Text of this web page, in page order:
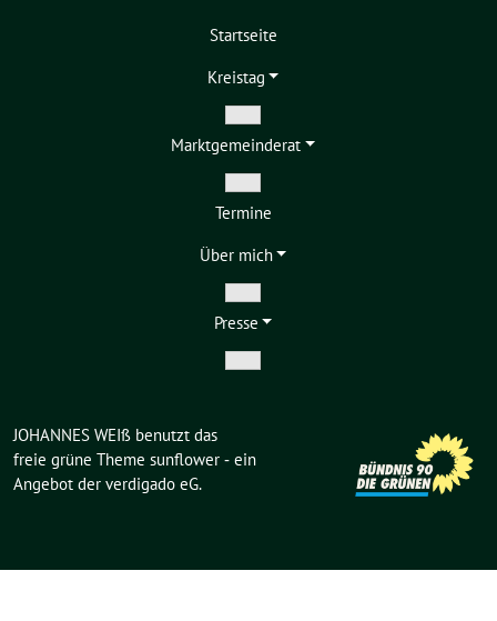
Startseite
Kreistag
Zeige
Untermenü
Markt­gemeinderat
Zeige
Untermenü
Termine
Über mich
Zeige
Untermenü
Presse
Zeige
JOHANNES WEIß benutzt das
freie grüne Theme sunflower ‐ ein
Angebot der verdigado eG.